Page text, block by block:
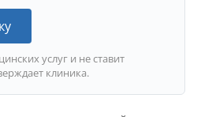
услуг и не ставит
клиника.